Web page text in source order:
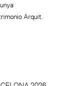
Arquit.